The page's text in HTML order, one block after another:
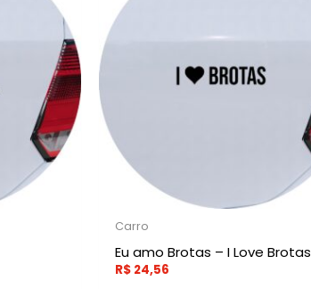
Carro
Eu amo Brotas – I Love Brotas
R$ 24,56